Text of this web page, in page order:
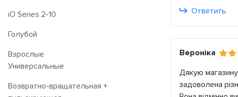
iO Series 2-10
Голубой
Взрослые
Универсальные
Возвратно-вращательная +
Ответить
Вероніка
Дякую магазину
задоволена